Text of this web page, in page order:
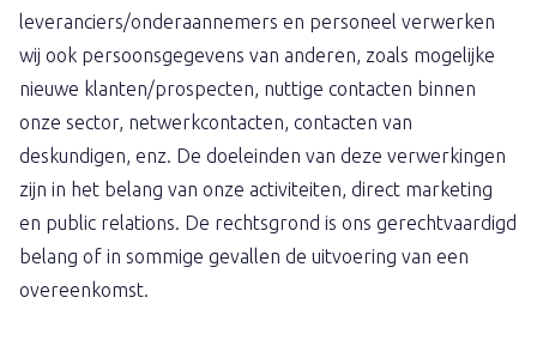
leveranciers/onderaannemers en personeel verwerken
wij ook persoonsgegevens van anderen, zoals mogelijke
nieuwe klanten/prospecten, nuttige contacten binnen
onze sector, netwerkcontacten, contacten van
deskundigen, enz. De doeleinden van deze verwerkingen
zijn in het belang van onze activiteiten, direct marketing
en public relations. De rechtsgrond is ons gerechtvaardigd
belang of in sommige gevallen de uitvoering van een
overeenkomst.